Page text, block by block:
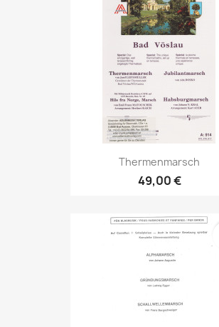
Thermenmarsch
49,00 €